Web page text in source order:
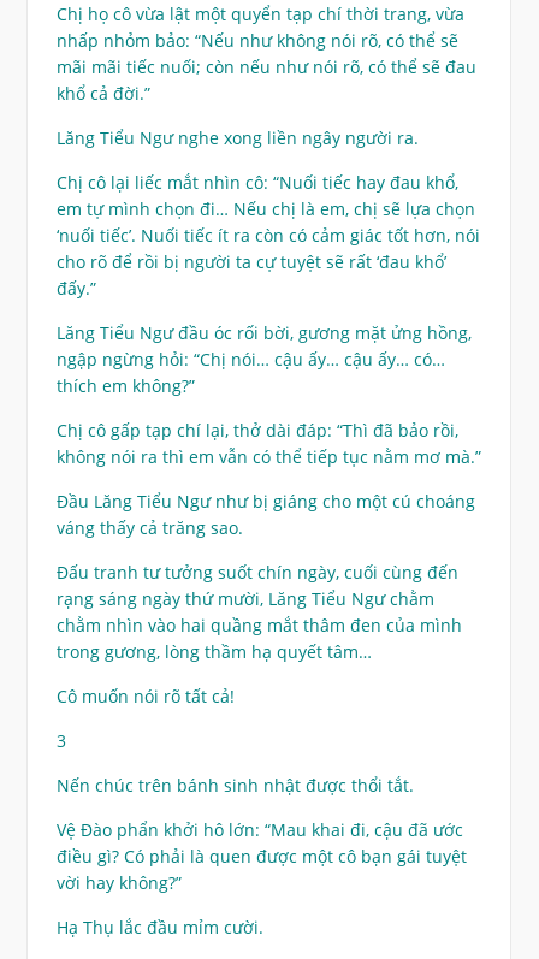
Chị họ cô vừa lật một quyển tạp chí thời trang, vừa
nhấp nhỏm bảo: “Nếu như không nói rõ, có thể sẽ
mãi mãi tiếc nuối; còn nếu như nói rõ, có thể sẽ đau
khổ cả đời.”
Lăng Tiểu Ngư nghe xong liền ngây người ra.
Chị cô lại liếc mắt nhìn cô: “Nuối tiếc hay đau khổ,
em tự mình chọn đi… Nếu chị là em, chị sẽ lựa chọn
‘nuối tiếc’. Nuối tiếc ít ra còn có cảm giác tốt hơn, nói
cho rõ để rồi bị người ta cự tuyệt sẽ rất ‘đau khổ’
đấy.”
Lăng Tiểu Ngư đầu óc rối bời, gương mặt ửng hồng,
ngập ngừng hỏi: “Chị nói… cậu ấy… cậu ấy… có…
thích em không?”
Chị cô gấp tạp chí lại, thở dài đáp: “Thì đã bảo rồi,
không nói ra thì em vẫn có thể tiếp tục nằm mơ mà.”
Đầu Lăng Tiểu Ngư như bị giáng cho một cú choáng
váng thấy cả trăng sao.
Đấu tranh tư tưởng suốt chín ngày, cuối cùng đến
rạng sáng ngày thứ mười, Lăng Tiểu Ngư chằm
chằm nhìn vào hai quầng mắt thâm đen của mình
trong gương, lòng thầm hạ quyết tâm…
Cô muốn nói rõ tất cả!
3
Nến chúc trên bánh sinh nhật được thổi tắt.
Vệ Đào phẩn khởi hô lớn: “Mau khai đi, cậu đã ước
điều gì? Có phải là quen được một cô bạn gái tuyệt
vời hay không?”
Hạ Thụ lắc đầu mỉm cười.